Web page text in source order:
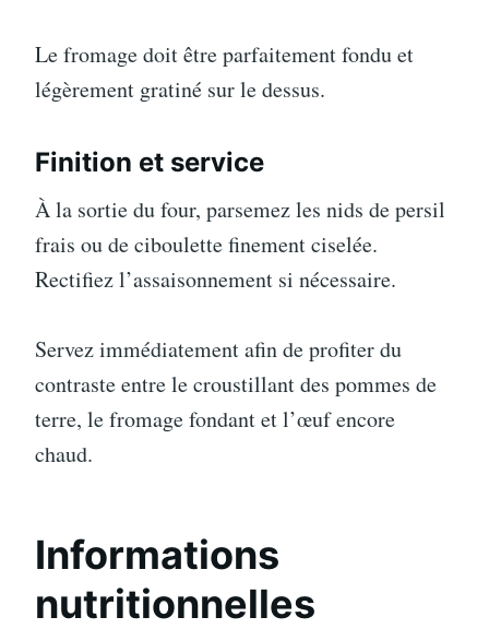
Le fromage doit être parfaitement fondu et
légèrement gratiné sur le dessus.
Finition et service
À la sortie du four, parsemez les nids de persil
frais ou de ciboulette finement ciselée.
Rectifiez l’assaisonnement si nécessaire.
Servez immédiatement afin de profiter du
contraste entre le croustillant des pommes de
terre, le fromage fondant et l’œuf encore
chaud.
Informations
nutritionnelles